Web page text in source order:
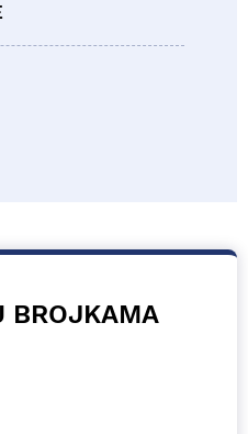
BROJKAMA